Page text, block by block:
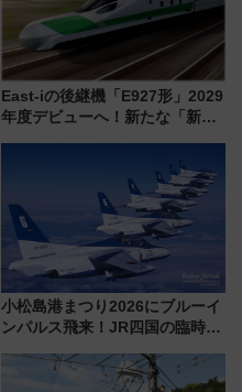
East-iの後継機「E927形」2029
年度デビューへ！新たな「新幹
小松島港まつり2026にブルーイ
ンパルス飛来！JR四国の臨時ダ